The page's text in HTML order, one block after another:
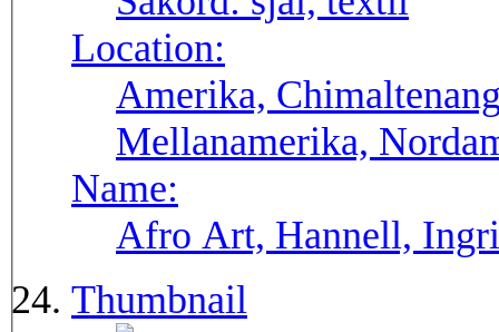
Location:
Amerika,
Mellanamerika,
Name:
Afro Art, Hannell,
Thumbnail